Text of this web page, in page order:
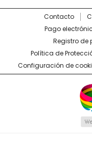
Contacto
Pago
Registro de
Política de
Configuración de